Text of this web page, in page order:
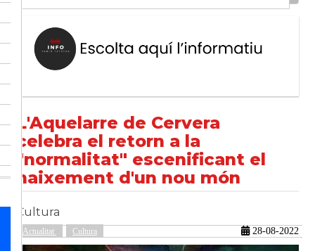
L'Aquelarre de Cervera
celebra el retorn a la
"normalitat" escenificant el
naixement d'un nou món
Cultura
Actualitat Cultura 28-08-2022